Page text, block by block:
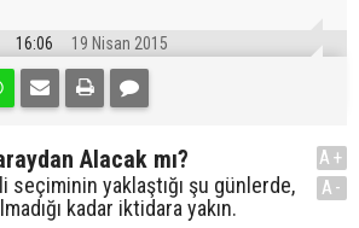
16:06 19 Nisan 2015
Alacak mı?
seçiminin yaklaştığı şu günlerde,
kadar iktidara yakın.
A+
A-